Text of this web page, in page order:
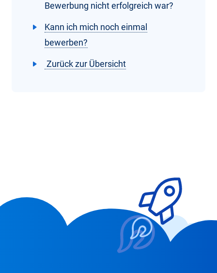
Bewerbung nicht erfolgreich war?
Kann ich mich noch einmal
bewerben?
Zurück zur Übersicht